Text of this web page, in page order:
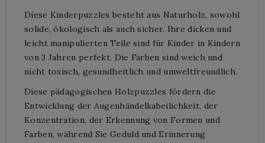
Diese Kinderpuzzles besteht aus Naturholz, sowohl
solide, ökologisch als auch sicher. Ihre dicken und
leicht manipulierten Teile sind für Kinder in Kindern
von 3 Jahren perfekt. Die Farben sind weich und
nicht toxisch, gesundheitlich und umweltfreundlich.
Diese pädagogischen Holzpuzzles fördern die
Entwicklung der Augenhändelkabeilichkeit, der
Konzentration, der Erkennung von Formen und
Farben, während Sie Geduld und Erinnerung